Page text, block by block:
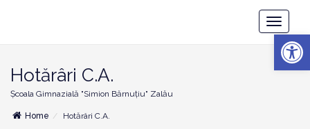
Toggle
Hotărâri C.A.
Școala Gimnazială "Simion Bărnuțiu" Zalău
Home Hotărâri C.A.